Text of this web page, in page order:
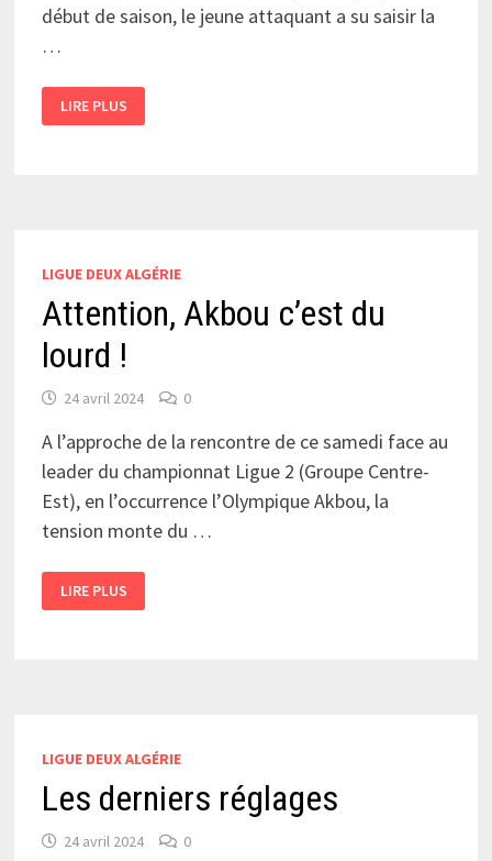
début de saison, le jeune attaquant a su saisir la
…
BOUBETACHE
:
«
LIRE PLUS
LIGUE DEUX ALGÉRIE
Attention, Akbou c’est du
lourd !
24 avril 2024 0
A l’approche de la rencontre de ce samedi face au
leader du championnat Ligue 2 (Groupe Centre-
Est), en l’occurrence l’Olympique Akbou, la
tension monte du …
ATTENTION,
AKBOU
C’EST
LIRE PLUS
LIGUE DEUX ALGÉRIE
Les derniers réglages
24 avril 2024 0